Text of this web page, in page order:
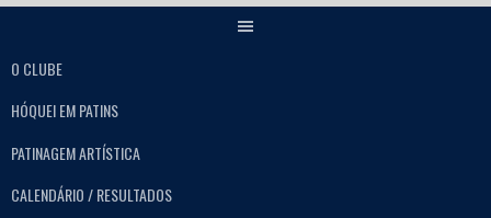
O CLUBE
HÓQUEI EM PATINS
PATINAGEM ARTÍSTICA
CALENDÁRIO / RESULTADOS